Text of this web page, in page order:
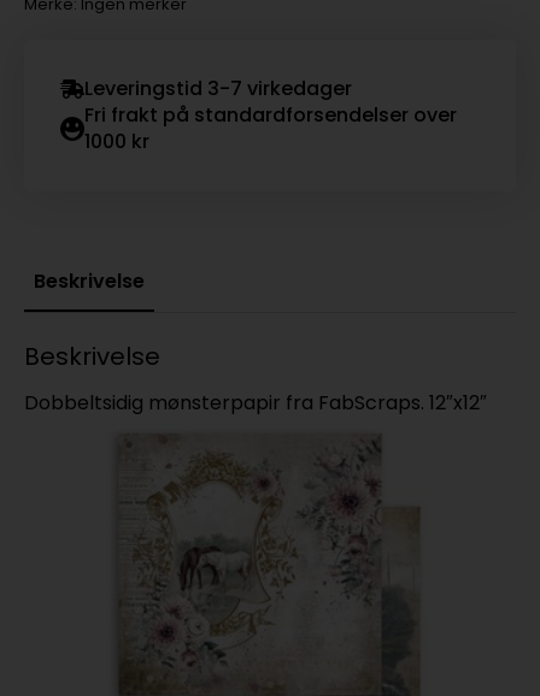
Leveringstid 3-7 virkedager
Fri frakt på standardforsendelser over
1000 kr
Beskrivelse
Beskrivelse
Dobbeltsidig mønsterpapir fra FabScraps. 12″x12″